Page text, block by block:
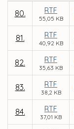
80. RTF
55,05 KB
81. RTF
40,92 KB
82. RTF
35,63 KB
83. RTF
38,2 KB
84. RTF
37,01 KB